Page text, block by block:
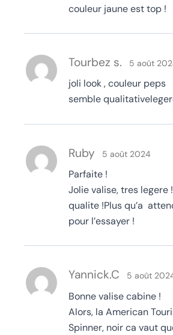
couleur jaune est top !
Tourbez s. 5 août
joli look , couleur peps
semble
Ruby 5 août 2024
Parfaite !
Jolie valise, tres legere
qualite !Plus qu’a
pour l’essayer !
Yannick.C 5 août
Bonne valise cabine !
Alors, la American
Spinner, noir ca vaut